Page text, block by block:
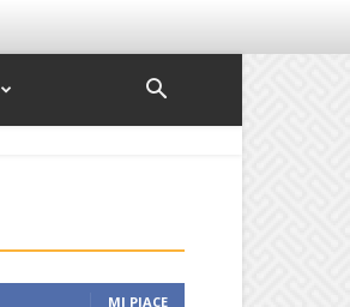
MI PIACE